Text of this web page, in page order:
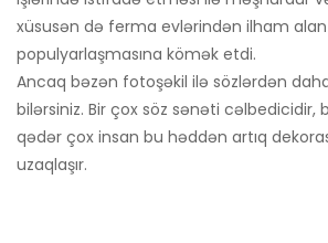
xüsusən də ferma evlərindən ilham
populyarlaşmasına kömək etdi.
Ancaq bəzən fotoşəkil ilə sözlərdən
bilərsiniz. Bir çox söz sənəti cəlbedicidir,
qədər çox insan bu həddən artıq
uzaqlaşır.